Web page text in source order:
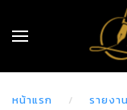
หน้าแรก รายง